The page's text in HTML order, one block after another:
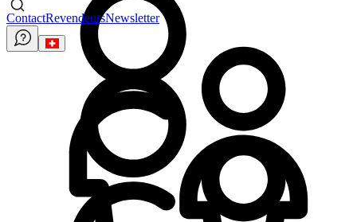
ContactRevendeursNewsletter